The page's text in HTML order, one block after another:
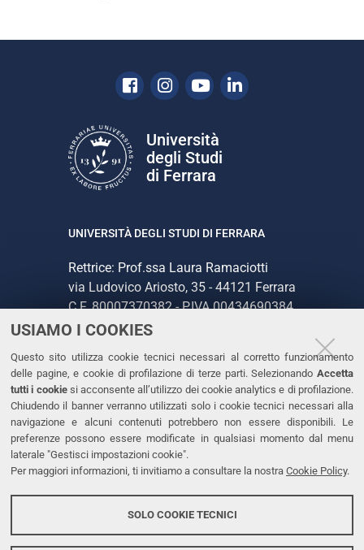
USIAMO I COOKIES
Questo sito utilizza cookie tecnici necessari al corretto funzionamento
delle pagine, e cookie di profilazione di terze parti. Selezionando Accetta
tutti i cookiesi acconsente all’utilizzo dei cookie analytics e di profilazione.
Chiudendo il banner verranno utilizzati solo i cookie tecnici necessari alla
navigazione e alcuni contenuti potrebbero non essere disponibili. Le
preferenze possono essere modificate in qualsiasi momento dal menu
laterale "Gestisci impostazioni cookie".
Per maggiori informazioni, ti invitiamo a consultare la nostra Cookie Policy.
SOLO COOKIE TECNICI
Facebook
Instagram
YoutubeLinkedin
Università
degli Studi
di Ferrara
UNIVERSITÀ DEGLI STUDI DI FERRARA
Rettrice: Prof.ssa Laura Ramaciotti
via Ludovico Ariosto, 35 - 44121 Ferrara
C.F. 80007370382 - P.IVA 00434690384
CONTATTI
Tel. +39 0532 293111
Fax. +39 0532 293031
PEC
LINKS
Accessibilità
Protezione dati personali